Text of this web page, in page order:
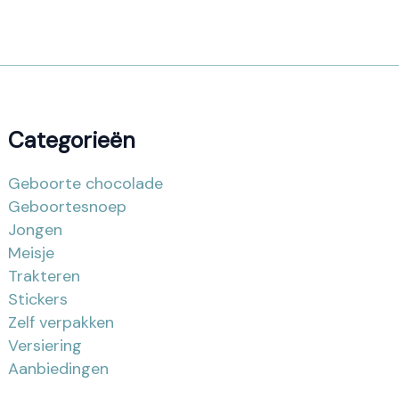
Categorieën
Geboorte chocolade
Geboortesnoep
Jongen
Meisje
Trakteren
Stickers
Zelf verpakken
Versiering
Aanbiedingen